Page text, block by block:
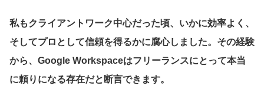
私もクライアントワーク中心だった頃、いかに効率よく、
そしてプロとして信頼を得るかに腐心しました。その経験
から、Google Workspaceはフリーランスにとって本当
に頼りになる存在だと断言できます。